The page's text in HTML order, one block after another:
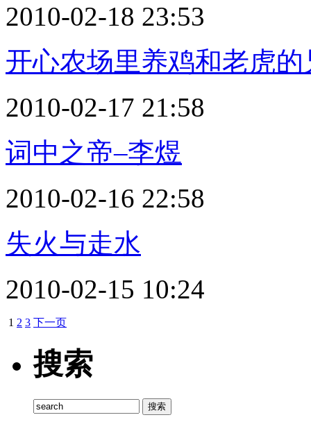
2010-02-18 23:53
开心农场里养鸡和老虎的
2010-02-17 21:58
词中之帝–李煜
2010-02-16 22:58
失火与走水
2010-02-15 10:24
1 2 3 下一页
搜索